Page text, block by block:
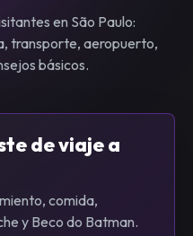
en São Paulo:
transporte, aeropuerto,
básicos.
de viaje a
comida,
y Beco do Batman.